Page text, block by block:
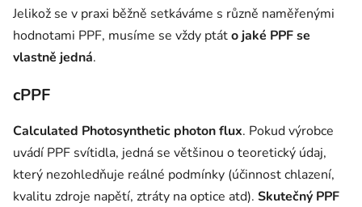
Jelikož se v praxi běžně setkáváme s různě naměřenými
hodnotami PPF, musíme se vždy ptáto jaké PPF se
vlastně jedná.
cPPF
Calculated Photosynthetic photon flux. Pokud výrobce
uvádí PPF svítidla, jedná se většinou o teoretický údaj,
který nezohledňuje reálné podmínky (účinnost chlazení,
kvalitu zdroje napětí, ztráty na optice atd). Skutečný PPF